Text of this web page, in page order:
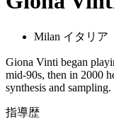
Milan イタリア
Giona Vinti began
mid-90s, then in 2000
synthesis and sampling.
指導歴